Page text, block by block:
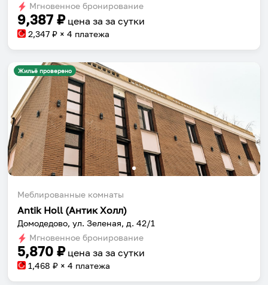
Мгновенное бронирование
9,387 ₽ цена за за сутки
2,347 ₽ × 4 платежа
Жильё проверено
Меблированные комнаты
Antik Holl (Антик Холл)
Домодедово, ул. Зеленая, д. 42/1
Мгновенное бронирование
5,870 ₽ цена за за сутки
1,468 ₽ × 4 платежа